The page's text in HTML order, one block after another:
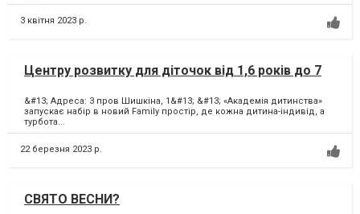
3 квітня 2023 р.
Центру розвитку для діточок від 1,6 років до 7
&#13; Адреса: 3 пров Шишкіна, 1&#13; &#13; «Академія дитинства»
запускає набір в новий Family простір, де кожна дитина-індивід, а
турбота...
22 березня 2023 р.
СВЯТО ВЕСНИ?